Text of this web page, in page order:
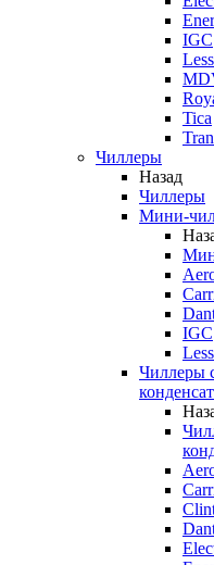
IGC
Tica
Чиллеры
Назад
Чиллеры
Мини-
IGC
Чиллеры